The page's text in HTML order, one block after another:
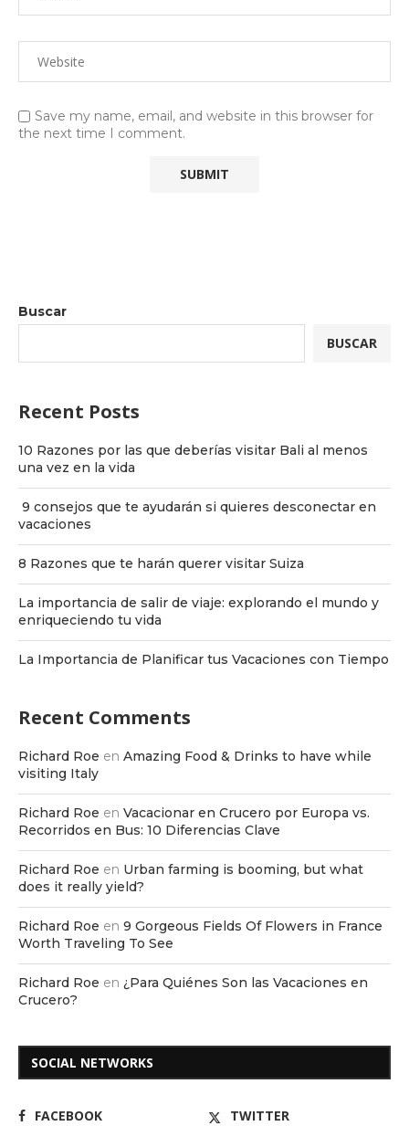
Save my name, email, and website in this browser for
the next time I comment.
Buscar
BUSCAR
Recent Posts
10 Razones por las que deberías visitar Bali al menos
una vez en la vida
9 consejos que te ayudarán si quieres desconectar en
vacaciones
8 Razones que te harán querer visitar Suiza
La importancia de salir de viaje: explorando el mundo y
enriqueciendo tu vida
La Importancia de Planificar tus Vacaciones con Tiempo
Recent Comments
Richard Roe en Amazing Food & Drinks to have while
visiting Italy
Richard Roe en Vacacionar en Crucero por Europa vs.
Recorridos en Bus: 10 Diferencias Clave
Richard Roe en Urban farming is booming, but what
does it really yield?
Richard Roe en 9 Gorgeous Fields Of Flowers in France
Worth Traveling To See
Richard Roe en ¿Para Quiénes Son las Vacaciones en
Crucero?
SOCIAL NETWORKS
FACEBOOK TWITTER